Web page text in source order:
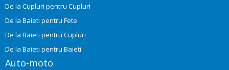
De la Cupluri pentru Cupluri
De la Baieti pentru Fete
De la Baieti pentru Cupluri
De la Baieti pentru Baieti
Auto-moto